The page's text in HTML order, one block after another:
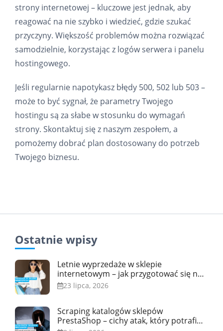
strony internetowej – kluczowe jest jednak, aby
reagować na nie szybko i wiedzieć, gdzie szukać
przyczyny. Większość problemów można rozwiązać
samodzielnie, korzystając z logów serwera i panelu
hostingowego.
Jeśli regularnie napotykasz błędy 500, 502 lub 503 –
może to być sygnał, że parametry Twojego
hostingu są za słabe w stosunku do wymagań
strony. Skontaktuj się z naszym zespołem, a
pomożemy dobrać plan dostosowany do potrzeb
Twojego biznesu.
Ostatnie wpisy
Letnie wyprzedaże w sklepie
internetowym – jak przygotować się na
skok ruchu
23 lipca, 2026
Scraping katalogów sklepów
PrestaShop – cichy atak, który potrafi